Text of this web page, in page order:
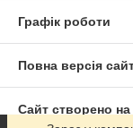
Графік роботи
Повна версія
Сайт створено на